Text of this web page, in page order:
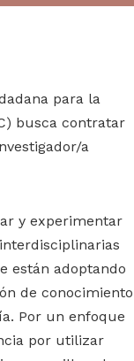
para la
busca contratar
a
y experimentar
están adoptando
de conocimiento
Por un enfoque
por utilizar